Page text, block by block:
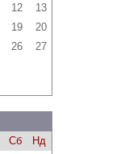
12
13
19
20
26
27
Сб
Нд